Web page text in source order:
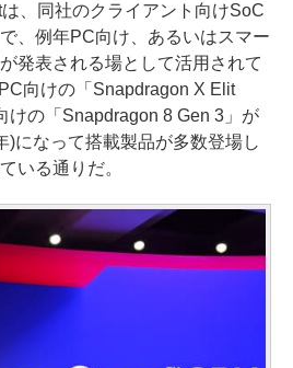
、同社のクライアント向けSoC
、例年PC向け、あるいはスマー
発表される場として活用されて
向けの「Snapdragon X Elit
けの「Snapdragon 8 Gen 3」が
)になって搭載製品が多数登場し
いる通りだ。